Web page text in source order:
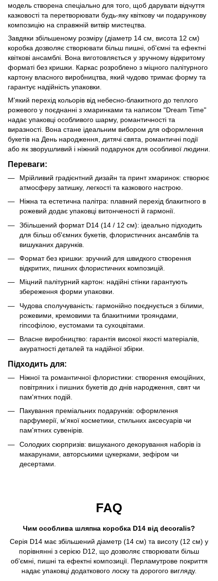
модель створена спеціально для того, щоб дарувати відчуття
казковості та перетворювати будь-яку квіткову чи подарункову
композицію на справжній витвір мистецтва.
Завдяки збільшеному розміру (діаметр 14 см, висота 12 см)
коробка дозволяє створювати більш пишні, об'ємні та ефектні
квіткові ансамблі. Вона виготовляється у зручному відкритому
форматі без кришки. Каркас розроблено з міцного палітурного
картону власного виробництва, який чудово тримає форму та
гарантує надійність упаковки.
М'який перехід кольорів від небесно-блакитного до теплого
рожевого у поєднанні з хмаринками та написом "Dream Time"
надає упаковці особливого шарму, романтичності та
виразності. Вона стане ідеальним вибором для оформлення
букетів на День народження, дитячі свята, романтичні події
або як зворушливий і ніжний подарунок для особливої людини.
Переваги:
Мрійливий градієнтний дизайн та принт хмаринок: створює
атмосферу затишку, легкості та казкового настрою.
Ніжна та естетична палітра: плавний перехід блакитного в
рожевий додає упаковці витонченості й гармонії.
Збільшений формат D14 (14 / 12 см): ідеально підходить
для більш об'ємних букетів, флористичних ансамблів та
вишуканих дарунків.
Формат без кришки: зручний для швидкого створення
відкритих, пишних флористичних композицій.
Міцний палітурний картон: надійні стінки гарантують
збереження форми упаковки.
Чудова сполучуваність: гармонійно поєднується з білими,
рожевими, кремовими та блакитними трояндами,
гіпсофілою, еустомами та сухоцвітами.
Власне виробництво: гарантія високої якості матеріалів,
акуратності деталей та надійної збірки.
Підходить для:
Ніжної та романтичної флористики: створення емоційних,
повітряних і пишних букетів до днів народження, свят чи
пам'ятних подій.
Пакування преміальних подарунків: оформлення
парфумерії, м'якої косметики, стильних аксесуарів чи
пам'ятних сувенірів.
Солодких сюрпризів: вишуканого декорування наборів із
макарунами, авторськими цукерками, зефіром чи
десертами.
FAQ
Чим особлива шляпна коробка D14 від decoralis?
Серія D14 має збільшений діаметр (14 см) та висоту (12 см) у
порівнянні з серією D12, що дозволяє створювати більш
об'ємні, пишні та ефектні композиції. Перламутрове покриття
надає упаковці додаткового лоску та дорогого вигляду.